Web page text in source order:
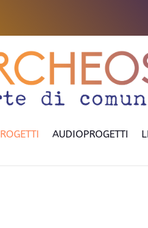
AUDIOPROGETTI